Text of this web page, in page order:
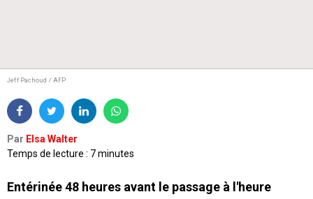
Jeff Pachoud / AFP
Par Elsa Walter
Temps de lecture : 7 minutes
Entérinée 48 heures avant le passage à l'heure